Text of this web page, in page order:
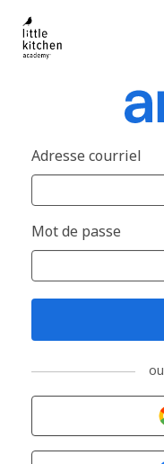
Adresse courriel
Mot de passe